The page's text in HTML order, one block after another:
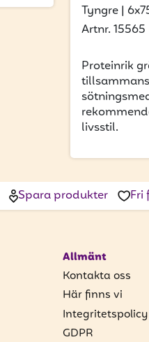
Tyngre |
Artnr. 15565
Proteinrik
livsstil.
Spara produkter Fri
Allmänt
Kontakta oss
Här finns vi
Integritetspolicy
GDPR